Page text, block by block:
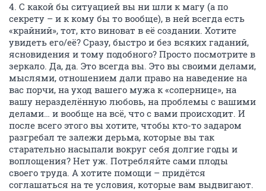
4. С какой бы ситуацией вы ни шли к магу (а по
секрету – и к кому бы то вообще), в ней всегда есть
«крайний», тот, кто виноват в её создании. Хотите
увидеть его/её? Сразу, быстро и без всяких гаданий,
ясновидения и тому подобного? Просто посмотрите в
зеркало. Да, да. Это всегда вы. Это вы своими делами,
мыслями, отношением дали право на наведение на
вас порчи, на уход вашего мужа к «сопернице», на
вашу неразделённую любовь, на проблемы с вашими
делами… и вообще на всё, что с вами происходит. И
после всего этого вы хотите, чтобы кто-то задаром
разгребал те залежи дерьма, которые вы так
старательно насыпали вокруг себя долгие годы и
воплощения? Нет уж. Потребляйте сами плоды
своего труда. А хотите помощи – придётся
соглашаться на те условия, которые вам выдвигают.